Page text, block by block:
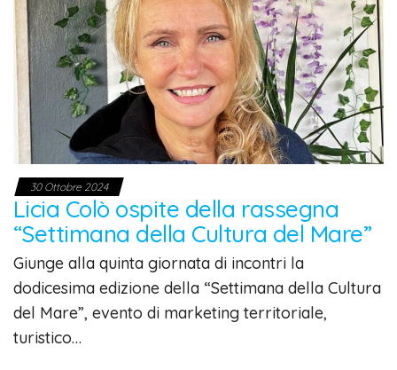
30 Ottobre 2024
Licia Colò ospite della rassegna
“Settimana della Cultura del Mare”
Giunge alla quinta giornata di incontri la
dodicesima edizione della “Settimana della Cultura
del Mare”, evento di marketing territoriale,
turistico…